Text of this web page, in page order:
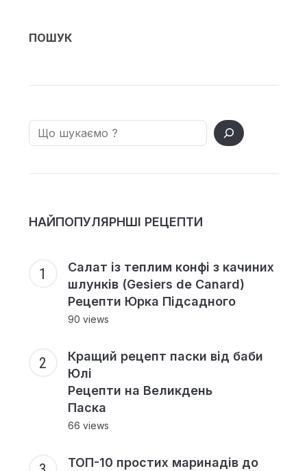
ПОШУК
Search
НАЙПОПУЛЯРНШІ РЕЦЕПТИ
Салат із теплим конфі з качиних
шлунків (Gesiers de Canard)
Рецепти Юрка Підсадного
90 views
Кращий рецепт паски від баби
Юлі
Рецепти на Великдень
Паска
66 views
ТОП-10 простих маринадів до